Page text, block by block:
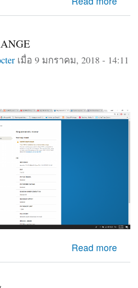
เมื่อ 9 มกราคม, 2018 - 14:11
Read more